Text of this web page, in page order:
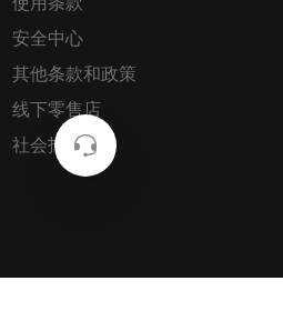
安全中心
其他条款和政策
线下零售店
社会招聘